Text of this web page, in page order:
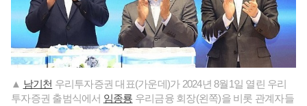
▲ 남기천 우리투자증권 대표(가운데)가 2024년 8월1일 열린 우리
투자증권 출범식에서 임종룡 우리금융 회장(왼쪽)을 비롯 관계자들